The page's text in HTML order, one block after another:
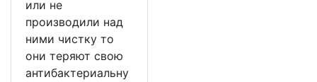
или не
производили над
ними чистку то
они теряют свою
антибактериальну